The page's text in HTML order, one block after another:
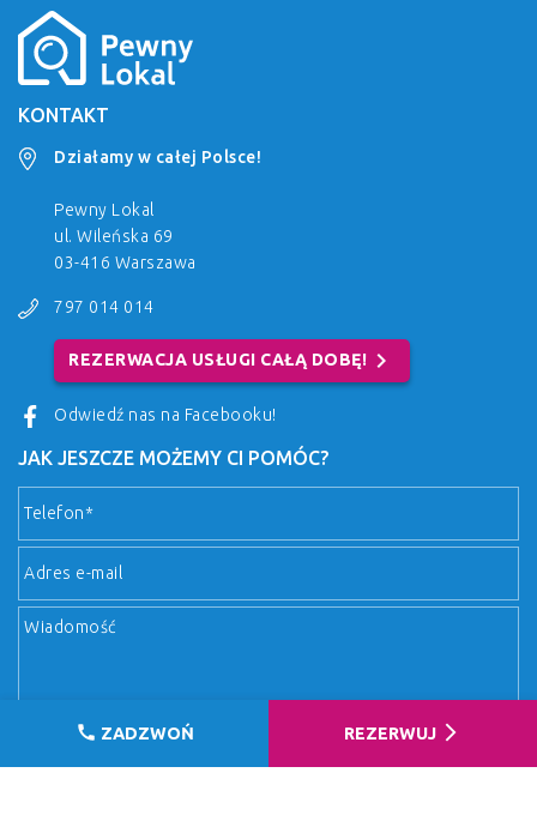
KONTAKT
Działamy w całej Polsce!
Pewny Lokal
ul. Wileńska 69
03-416 Warszawa
797 014 014
REZERWACJA USŁUGI CAŁĄ DOBĘ! chevron_right
Odwiedź nas na Facebooku!
JAK JESZCZE MOŻEMY CI POMÓC?
call ZADZWOŃ REZERWUJ arrow_forward_ios